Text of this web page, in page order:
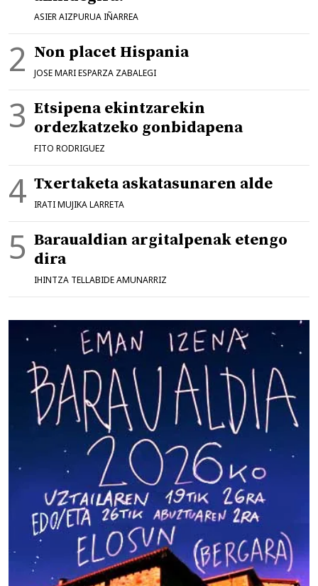
ASIER AIZPURUA IÑARREA
Non placet Hispania
JOSE MARI ESPARZA ZABALEGI
Etsipena ekintzarekin
ordezkatzeko gonbidapena
FITO RODRIGUEZ
Txertaketa askatasunaren alde
IRATI MUJIKA LARRETA
Baraualdian argitalpenak etengo
dira
IHINTZA TELLABIDE AMUNARRIZ